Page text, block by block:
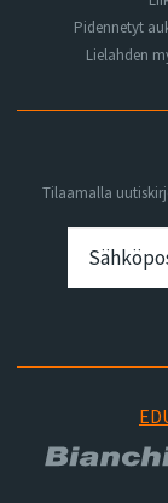
Pidennetyt
Lielahden
Tilaamalla